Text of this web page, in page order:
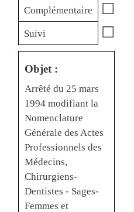
Complémentaire ☐
Suivi ☐
Objet :
Arrêté du 25 mars
1994 modifiant la
Nomenclature
Générale des Actes
Professionnels des
Médecins,
Chirurgiens-
Dentistes - Sages-
Femmes et